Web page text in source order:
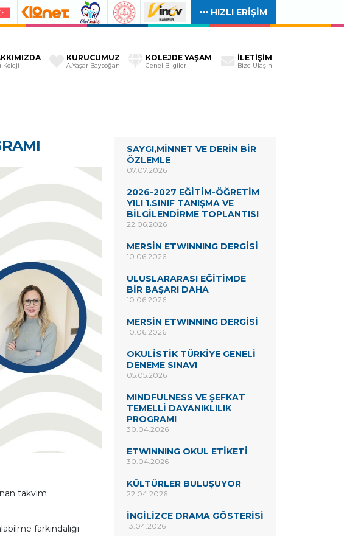
HIZLI ERİŞİM
Koleji
KURUCUMUZ
A.Yaşar Bayboğan
KOLEJDE YAŞAM
Genel Bilgiler
İLETİŞİM
Bize Ulaşın
takvim
farkındalığı
SAYGI,MİNNET VE DERİN BİR
ÖZLEMLE
07.07.2026
2026-2027 EĞİTİM-ÖĞRETİM
YILI 1.SINIF TANIŞMA VE
BİLGİLENDİRME TOPLANTISI
22.06.2026
MERSİN ETWINNING DERGİSİ
10.06.2026
ULUSLARARASI EĞİTİMDE
BİR BAŞARI DAHA
10.06.2026
MERSİN ETWINNING DERGİSİ
10.06.2026
OKULİSTİK TÜRKİYE GENELİ
DENEME SINAVI
05.05.2026
MINDFULNESS VE ŞEFKAT
TEMELLİ DAYANIKLILIK
PROGRAMI
30.04.2026
ETWINNING OKUL ETİKETİ
30.04.2026
KÜLTÜRLER BULUŞUYOR
22.04.2026
İNGİLİZCE DRAMA GÖSTERİSİ
13.04.2026